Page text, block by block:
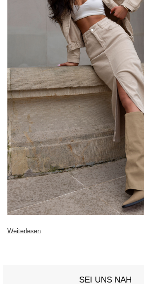
Weiterlesen
SEI UNS NAH